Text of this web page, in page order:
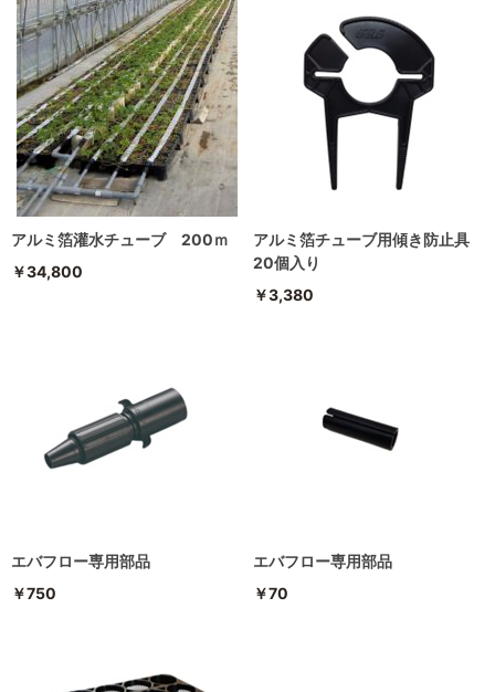
アルミ箔灌水チューブ 200ｍ
￥34,800
アルミ箔チューブ用傾き防止具
20個入り
￥3,380
エバフロー専用部品
￥750
エバフロー専用部品
￥70